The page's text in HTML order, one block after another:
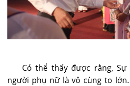
Có thể thấy được rằng, Sự
người phụ nữ là vô cùng to